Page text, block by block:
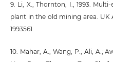
9. Li, X., Thornton, I., 1993.
plant in the old mining area. UK
1993561.
10. Mahar, A.; Wang, P.; Ali, A.;